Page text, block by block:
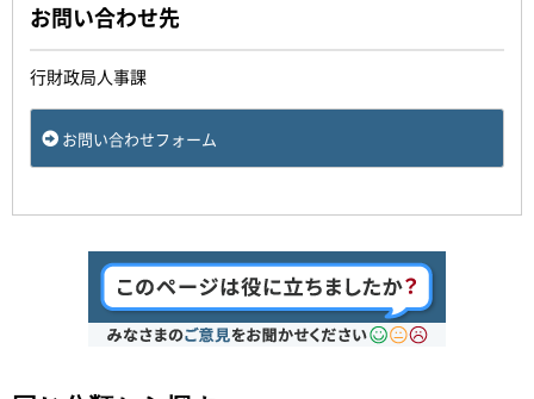
お問い合わせ先
行財政局人事課
お問い合わせフォーム